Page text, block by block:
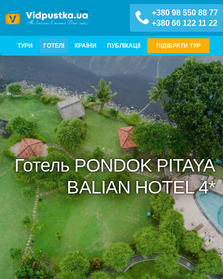
+380 98 550 88 77
+380 66 122 11 22
ТУРИ ГОТЕЛІ КРАЇНИ ПУБЛІКАЦІЇ ПІДІБРАТИ ТУР
Готель PONDOK PITAYA
BALIAN HOTEL 4*